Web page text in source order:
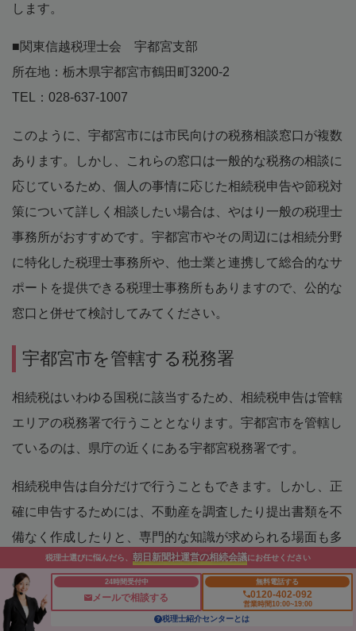
します。
■関東信越税理士会 宇都宮支部
所在地：栃木県宇都宮市鶴田町3200-2
TEL：028-637-1007
このように、宇都宮市には市民向けの税務相談窓口が複数
あります。しかし、これらの窓口は一般的な税務の相談に
応じているため、個人の事情に応じた相続税申告や節税対
策について詳しく相談したい場合は、やはり一般の税理士
事務所がおすすめです。宇都宮市やその周辺には相続分野
に特化した税理士事務所や、他士業と連携して総合的なサ
ポートを提供できる税理士事務所もありますので、公的な
窓口と併せて検討してみてください。
宇都宮市を管轄する税務署
相続税はいわゆる国税に該当するため、相続税申告は管轄
エリアの税務署で行うこととなります。宇都宮市を管轄し
ているのは、県庁の近くにある宇都宮税務署です。
相続税申告は自分だけで行うこともできます。しかし、正
確に申告するためには、不動産を調査したり提出書類を不
備なく作成したりと、専門的な知識が求められる場面も多
いため、慣れていない方は税理士に依頼するのが有効で
す。知識が不足していると、申告漏れなどのミスが発生
し、加算税などのペナルティが課される可能性もありま
税理士選びに悩んだら、 朝日新聞社運営の相続会議にお任せください
24時間受付中
メールで相談する
無料電話する
0120-402-092
営業時間10:00~19:00
税理士紹介センターとは